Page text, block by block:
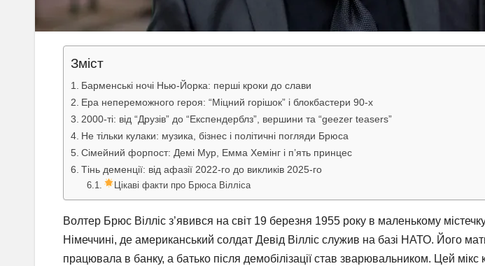
Зміст
Барменські ночі Нью-Йорка: перші кроки до слави
Ера непереможного героя: “Міцний горішок” і блокбастери 90-х
2000-ті: від “Друзів” до “Експендерблз”, вершини та “geezer teasers”
Не тільки кулаки: музика, бізнес і політичні погляди Брюса
Сімейний форпост: Демі Мур, Емма Хемінг і п’ять принцес
Тінь деменції: від афазії 2022-го до викликів 2025-го
Цікаві факти про Брюса Вілліса
Волтер Брюс Вілліс з’явився на світ 19 березня 1955 року в маленькому
Німеччині, де американський солдат Девід Вілліс служив на базі НАТО. Його
працювала в банку, а батько після демобілізації став зварювальником. Цей